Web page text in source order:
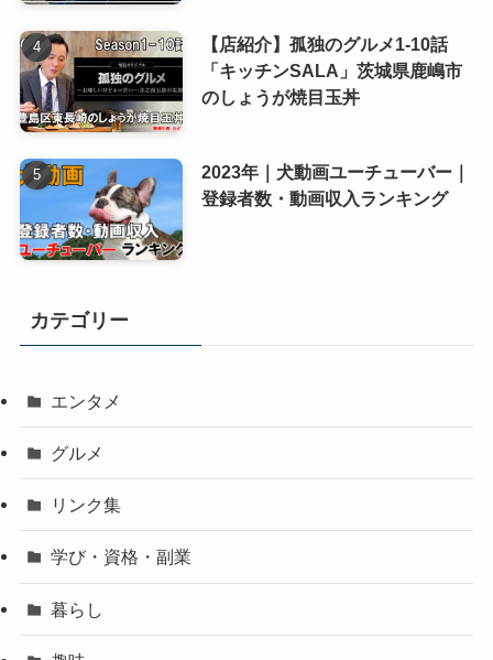
【店紹介】孤独のグルメ1-10話
「キッチンSALA」茨城県鹿嶋市
のしょうが焼目玉丼
2023年｜犬動画ユーチューバー｜
登録者数・動画収入ランキング
カテゴリー
エンタメ
グルメ
リンク集
学び・資格・副業
暮らし